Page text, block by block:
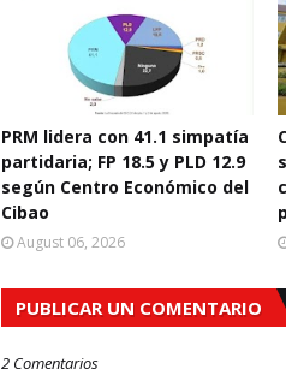
PRM lidera con 41.1 simpatía
partidaria; FP 18.5 y PLD 12.9
según Centro Económico del
Cibao
August 06, 2026
PUBLICAR UN COMENTARIO
2 Comentarios